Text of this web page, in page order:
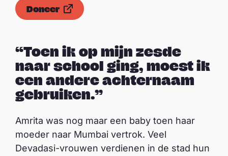
Doneer
“Toen ik op mijn zesde
naar school ging, moest ik
een andere achternaam
gebruiken.”
Amrita was nog maar een baby toen haar
moeder naar Mumbai vertrok. Veel
Devadasi-vrouwen verdienen in de stad hun